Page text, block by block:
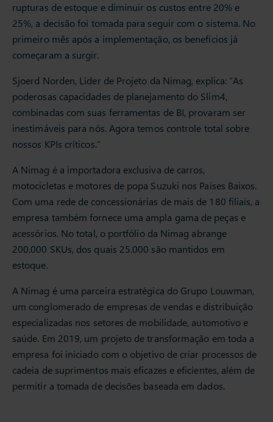
rupturas de estoque e diminuir os custos entre 20% e
25%, a decisão foi tomada para seguir com o sistema. No
primeiro mês após a implementação, os benefícios já
começaram a surgir.
Sjoerd Norden, Líder de Projeto da Nimag, explica: “As
poderosas capacidades de planejamento do Slim4,
combinadas com suas ferramentas de BI, provaram ser
inestimáveis para nós. Agora temos controle total sobre
nossos KPIs críticos.”
A Nimag é a importadora exclusiva de carros,
motocicletas e motores de popa Suzuki nos Países Baixos.
Com uma rede de concessionárias de mais de 180 filiais, a
empresa também fornece uma ampla gama de peças e
acessórios. No total, o portfólio da Nimag abrange
200.000 SKUs, dos quais 25.000 são mantidos em
estoque.
A Nimag é uma parceira estratégica do Grupo Louwman,
um conglomerado de empresas de vendas e distribuição
especializadas nos setores de mobilidade, automotivo e
saúde. Em 2019, um projeto de transformação em toda a
empresa foi iniciado com o objetivo de criar processos de
cadeia de suprimentos mais eficazes e eficientes, além de
permitir a tomada de decisões baseada em dados.